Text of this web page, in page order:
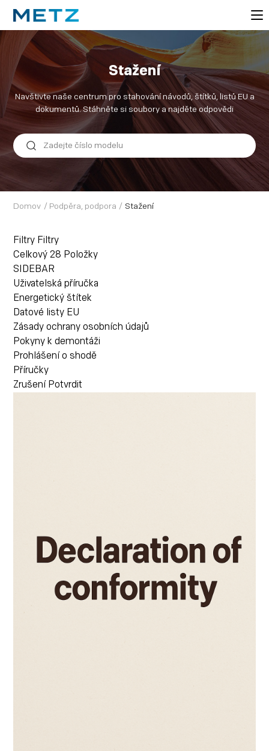
Stažení
Navštivte naše centrum pro stahování návodů, štítků, listů EU a
dokumentů. Stáhněte si soubory a najděte odpovědi
Domov / Podpěra, podpora / Stažení
Filtry Filtry
Celkový28 Položky
SIDEBAR
Uživatelská příručka
Energetický štítek
Datové listy EU
Zásady ochrany osobních údajů
Pokyny k demontáži
Prohlášení o shodě
Příručky
Zrušení Potvrdit